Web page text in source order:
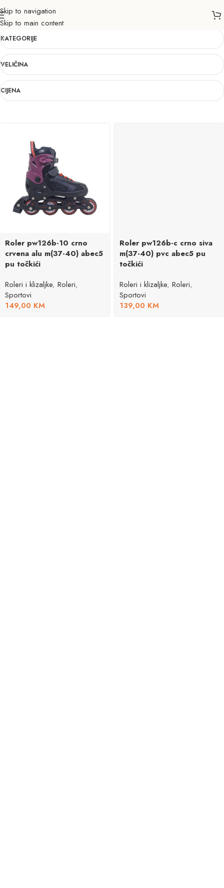
Skip to navigation
Skip to main content
37-40
KATEGORIJE
VELIČINA
CIJENA
Roler pw126b-10 crno
crvena alu m(37-40) abec5
pu točkići
Roleri i klizaljke, Roleri,
Sportovi
149,00 KM
Roler pw126b-c crno siva
m(37-40) pvc abec5 pu
točkići
Roleri i klizaljke, Roleri,
Sportovi
139,00 KM